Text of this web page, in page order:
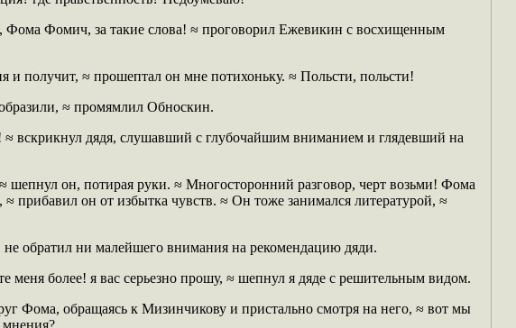
Фома Фомич, за такие слова! ≈ проговорил Ежевикин с восхищенным
и получит, ≈ прошептал он мне потихоньку. ≈ Польсти, польсти!
≈ промямлил Обноскин.
вскрикнул дядя, слушавший с глубочайшим вниманием и глядевший на
≈ шепнул он, потирая руки. ≈ Многосторонний разговор, черт возьми! Фома
прибавил он от избытка чувств. ≈ Он тоже занимался литературой, ≈
обратил ни малейшего внимания на рекомендацию дяди.
меня более! я вас серьезно прошу, ≈ шепнул я дяде с решительным видом.
Фома, обращаясь к Мизинчикову и пристально смотря на него, ≈ вот мы
мнения?